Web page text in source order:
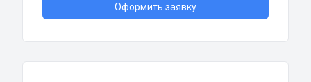
Оформить заявку